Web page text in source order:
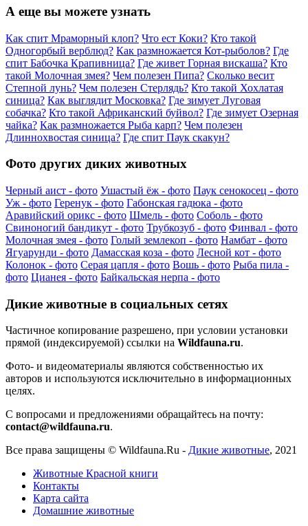
А еще вы можете узнать
Как спит Мраморный клоп? Что ест Коки? Кто такой
Одногорбый верблюд? Как размножается Кот-рыболов? Где
спит Бабочка Крапивница? Где живет Горная вискаша? Кто
такой Молочная змея? Чем полезен Пипа? Сколько весит
Степной лунь? Чем полезен Стерлядь? Кто такой Хохлатая
синица? Как выглядит Московка? Где зимует Луговая
собачка? Кто такой Африканский буйвол? Где зимует Озерная
чайка? Как размножается Рыба карп? Чем полезен
Длиннохвостая синица? Где спит Паук скакун?
Фото других диких животных
Черный аист - фото Ушастый ёж - фото Паук сенокосец - фото
Уж - фото Геренук - фото Габонская гадюка - фото
Аравийский орикс - фото Шмель - фото Соболь - фото
Свиноногий бандикут - фото Трубкозуб - фото Финвал - фото
Молочная змея - фото Голый землекоп - фото Намбат - фото
Ягуарунди - фото Дамасская коза - фото Лесной кот - фото
Колонок - фото Серая цапля - фото Вошь - фото Рыба пила -
фото Цианея - фото Байкальская нерпа - фото
Дикие животные в социальных сетях
Частичное копирование разрешено, при условии установки
прямой (индексируемой) ссылки на Wildfauna.ru.
Фото- и видеоматериалы являются собственностью их
авторов и используются исключительно в информационных
целях.
С вопросами и предложениями обращайтесь на почту:
contact@wildfauna.ru.
Все права защищены © Wildfauna.Ru - Дикие животные, 2021
Животные Красной книги
Контакты
Карта сайта
Домашние животные